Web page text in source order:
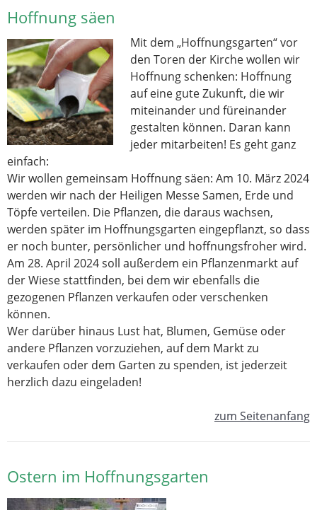
Hoffnung säen
Mit dem „Hoffnungsgarten“ vor
den Toren der Kirche wollen wir
Hoffnung schenken: Hoffnung
auf eine gute Zukunft, die wir
miteinander und füreinander
gestalten können. Daran kann
jeder mitarbeiten! Es geht ganz
einfach:
Wir wollen gemeinsam Hoffnung säen: Am 10. März 2024
werden wir nach der Heiligen Messe Samen, Erde und
Töpfe verteilen. Die Pflanzen, die daraus wachsen,
werden später im Hoffnungsgarten eingepflanzt, so dass
er noch bunter, persönlicher und hoffnungsfroher wird.
Am 28. April 2024 soll außerdem ein Pflanzenmarkt auf
der Wiese stattfinden, bei dem wir ebenfalls die
gezogenen Pflanzen verkaufen oder verschenken
können.
Wer darüber hinaus Lust hat, Blumen, Gemüse oder
andere Pflanzen vorzuziehen, auf dem Markt zu
verkaufen oder dem Garten zu spenden, ist jederzeit
herzlich dazu eingeladen!
zum Seitenanfang
Ostern im Hoffnungsgarten